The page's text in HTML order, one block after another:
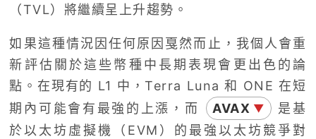
（TVL）將繼續呈上升趨勢。
如果這種情況因任何原因戛然而止，我個人會重
新評估關於這些幣種中長期表現會更出色的論
點。在現有的 L1 中，Terra Luna 和 ONE 在短
期內可能會有最強的上漲，而
AVAX ▼
是基
於以太坊虛擬機（EVM）的最強以太坊競爭對